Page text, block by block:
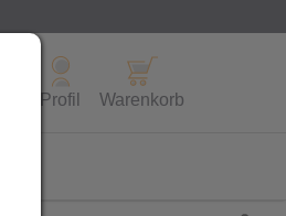
Profil Warenkorb